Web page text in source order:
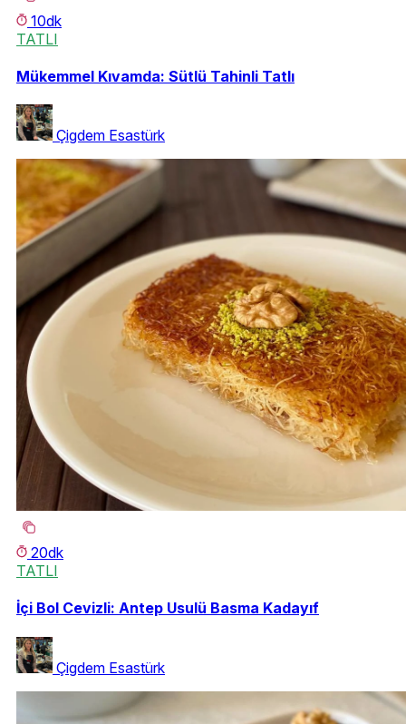
10dk
TATLI
Mükemmel Kıvamda: Sütlü Tahinli Tatlı
Çigdem Esastürk
20dk
TATLI
İçi Bol Cevizli: Antep Usulü Basma Kadayıf
Çigdem Esastürk